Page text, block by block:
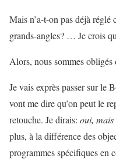
Mais n’a-t-on pas déjà
grands-angles? … Je crois
Alors, nous sommes obligés
Je vais exprès passer sur le
vont me dire qu’on peut le
retouche. Je dirais: oui, mais
plus, à la différence des
programmes spécifiques en